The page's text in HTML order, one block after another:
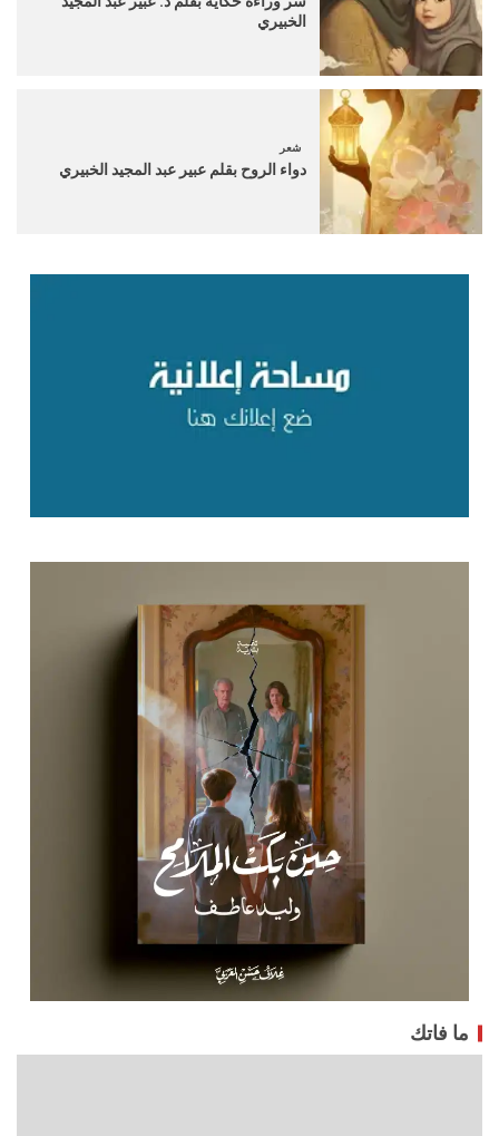
الخبيري
شعر
دواء الروح بقلم عبير عبد المجيد الخبيري
ما فاتك